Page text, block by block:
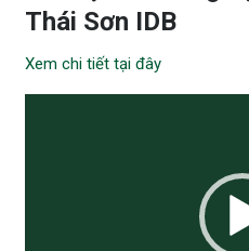
Thái Sơn IDB
Xem chi tiết tại đây